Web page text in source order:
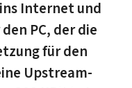
Internet und
PC, der die
für den
Upstream-